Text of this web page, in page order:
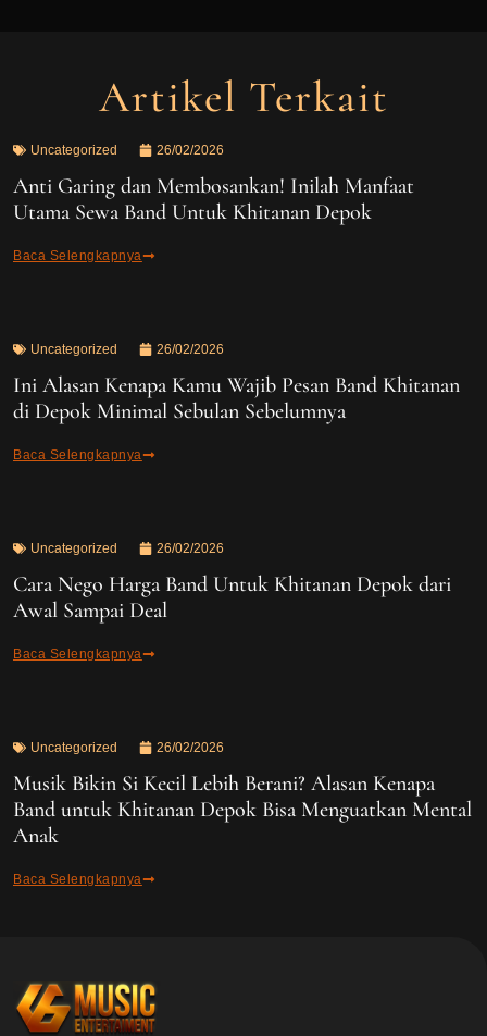
Artikel Terkait
Uncategorized 26/02/2026
Anti Garing dan Membosankan! Inilah Manfaat
Utama Sewa Band Untuk Khitanan Depok
Baca Selengkapnya
Uncategorized 26/02/2026
Ini Alasan Kenapa Kamu Wajib Pesan Band Khitanan
di Depok Minimal Sebulan Sebelumnya
Baca Selengkapnya
Uncategorized 26/02/2026
Cara Nego Harga Band Untuk Khitanan Depok dari
Awal Sampai Deal
Baca Selengkapnya
Uncategorized 26/02/2026
Musik Bikin Si Kecil Lebih Berani? Alasan Kenapa
Band untuk Khitanan Depok Bisa Menguatkan Mental
Anak
Baca Selengkapnya